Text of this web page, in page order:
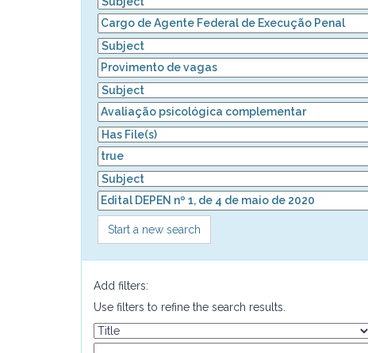
Start a new search
Add filters:
Use filters to refine the search results.